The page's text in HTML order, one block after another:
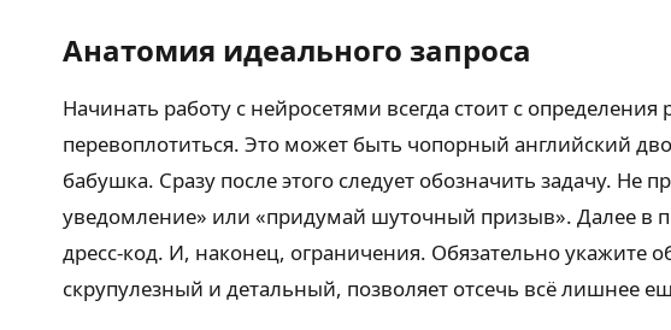
Анатомия идеального запроса
Начинать работу с нейросетями всегда стоит с
перевоплотиться. Это может быть чопорный английский
бабушка. Сразу после этого следует обозначить задачу. Не
уведомление» или «придумай шуточный призыв». Далее в
дресс-код. И, наконец, ограничения. Обязательно укажите
скрупулезный и детальный, позволяет отсечь всё лишнее